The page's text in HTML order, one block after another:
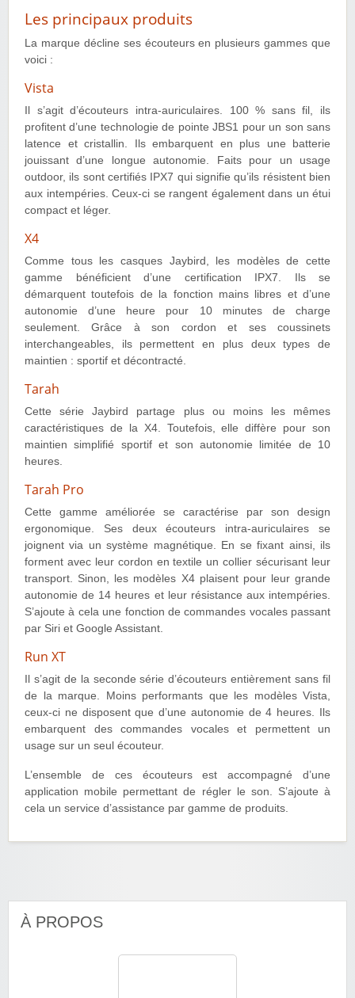
Les principaux produits
La marque décline ses écouteurs en plusieurs gammes que
voici :
Vista
Il s’agit d’écouteurs intra-auriculaires. 100 % sans fil, ils
profitent d’une technologie de pointe JBS1 pour un son sans
latence et cristallin. Ils embarquent en plus une batterie
jouissant d’une longue autonomie. Faits pour un usage
outdoor, ils sont certifiés IPX7 qui signifie qu’ils résistent bien
aux intempéries. Ceux-ci se rangent également dans un étui
compact et léger.
X4
Comme tous les casques Jaybird, les modèles de cette
gamme bénéficient d’une certification IPX7. Ils se
démarquent toutefois de la fonction mains libres et d’une
autonomie d’une heure pour 10 minutes de charge
seulement. Grâce à son cordon et ses coussinets
interchangeables, ils permettent en plus deux types de
maintien : sportif et décontracté.
Tarah
Cette série Jaybird partage plus ou moins les mêmes
caractéristiques de la X4. Toutefois, elle diffère pour son
maintien simplifié sportif et son autonomie limitée de 10
heures.
Tarah Pro
Cette gamme améliorée se caractérise par son design
ergonomique. Ses deux écouteurs intra-auriculaires se
joignent via un système magnétique. En se fixant ainsi, ils
forment avec leur cordon en textile un collier sécurisant leur
transport. Sinon, les modèles X4 plaisent pour leur grande
autonomie de 14 heures et leur résistance aux intempéries.
S’ajoute à cela une fonction de commandes vocales passant
par Siri et Google Assistant.
Run XT
Il s’agit de la seconde série d’écouteurs entièrement sans fil
de la marque. Moins performants que les modèles Vista,
ceux-ci ne disposent que d’une autonomie de 4 heures. Ils
embarquent des commandes vocales et permettent un
usage sur un seul écouteur.
L’ensemble de ces écouteurs est accompagné d’une
application mobile permettant de régler le son. S’ajoute à
cela un service d’assistance par gamme de produits.
À PROPOS